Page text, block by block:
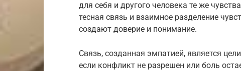
для себя и другого человека те же
тесная связь и взаимное разделение
создают доверие и понимание.
Связь, созданная эмпатией, является
если конфликт не разрешен или боль